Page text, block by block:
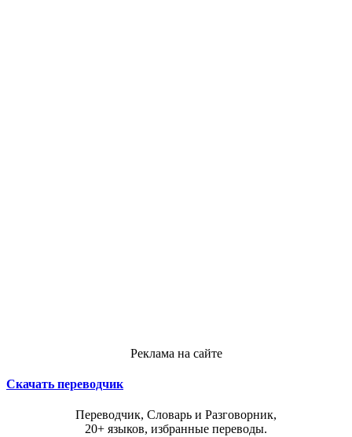
Реклама на сайте
Скачать переводчик
Переводчик, Словарь и Разговорник,
20+ языков, избранные переводы.